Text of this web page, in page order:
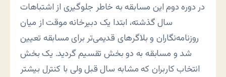
در دوره دوم این مسابقه به خاطر جلوگیری از اشتباهات
سال گذشته، ابتدا یک دبیرخانه موقت از میان
روزنامه‌نگاران و بلاگرهای قدیمی‌تر برای مسابقه تعیین
شد و مسابقه به دو بخش تقسیم گردید. یک بخش
انتخاب کاربران که مشابه سال قبل ولی با کنترل بیشتر